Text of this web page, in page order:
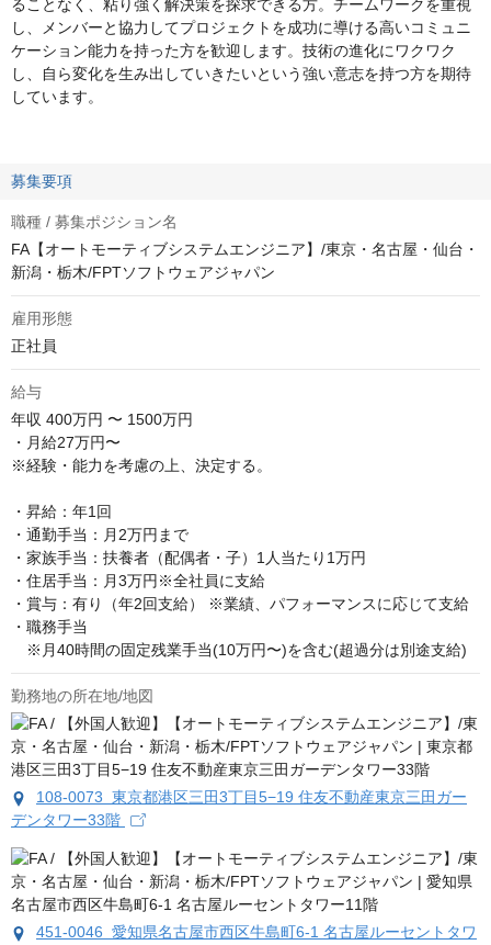
ることなく、粘り強く解決策を探求できる方。チームワークを重視
し、メンバーと協力してプロジェクトを成功に導ける高いコミュニ
ケーション能力を持った方を歓迎します。技術の進化にワクワク
し、自ら変化を生み出していきたいという強い意志を持つ方を期待
しています。
募集要項
職種 / 募集ポジション名
FA【オートモーティブシステムエンジニア】/東京・名古屋・仙台・
新潟・栃木/FPTソフトウェアジャパン
雇用形態
正社員
給与
年収 400万円 〜 1500万円
・月給27万円〜
※経験・能力を考慮の上、決定する。
・昇給：年1回
・通勤手当：月2万円まで
・家族手当：扶養者（配偶者・子）1人当たり1万円
・住居手当：月3万円※全社員に支給
・賞与：有り（年2回支給） ※業績、パフォーマンスに応じて支給
・職務手当
※月40時間の固定残業手当(10万円〜)を含む(超過分は別途支給)
勤務地の所在地/地図
108-0073 東京都港区三田3丁目5−19 住友不動産東京三田ガー
デンタワー33階
451-0046 愛知県名古屋市西区牛島町6-1 名古屋ルーセントタワ